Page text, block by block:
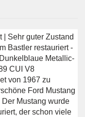
| Sehr guter Zustand
Bastler restauriert -
Metallic-
CUI V8
von 1967 zu
Ford Mustang
Mustang wurde
der schon viele